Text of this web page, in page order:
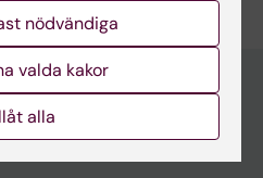
nödvändiga
valda kakor
alla